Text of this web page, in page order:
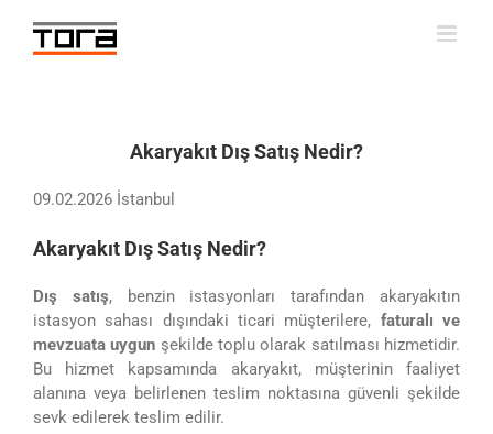
content
Akaryakıt Dış Satış Nedir?
09.02.2026 İstanbul
Akaryakıt Dış Satış Nedir?
Dış satış, benzin istasyonları tarafından akaryakıtın
istasyon sahası dışındaki ticari müşterilere, faturalı ve
mevzuata uygun şekilde toplu olarak satılması hizmetidir.
Bu hizmet kapsamında akaryakıt, müşterinin faaliyet
alanına veya belirlenen teslim noktasına güvenli şekilde
sevk edilerek teslim edilir.